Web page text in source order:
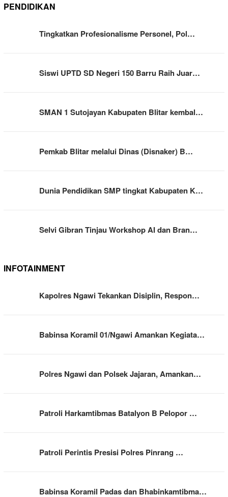
PENDIDIKAN
Tingkatkan Profesionalisme Personel, Pol…
Siswi UPTD SD Negeri 150 Barru Raih Juar…
SMAN 1 Sutojayan Kabupaten Blitar kembal…
Pemkab Blitar melalui Dinas (Disnaker) B…
Dunia Pendidikan SMP tingkat Kabupaten K…
Selvi Gibran Tinjau Workshop AI dan Bran…
INFOTAINMENT
Kapolres Ngawi Tekankan Disiplin, Respon…
Babinsa Koramil 01/Ngawi Amankan Kegiata…
Polres Ngawi dan Polsek Jajaran, Amankan…
Patroli Harkamtibmas Batalyon B Pelopor …
Patroli Perintis Presisi Polres Pinrang …
Babinsa Koramil Padas dan Bhabinkamtibma…